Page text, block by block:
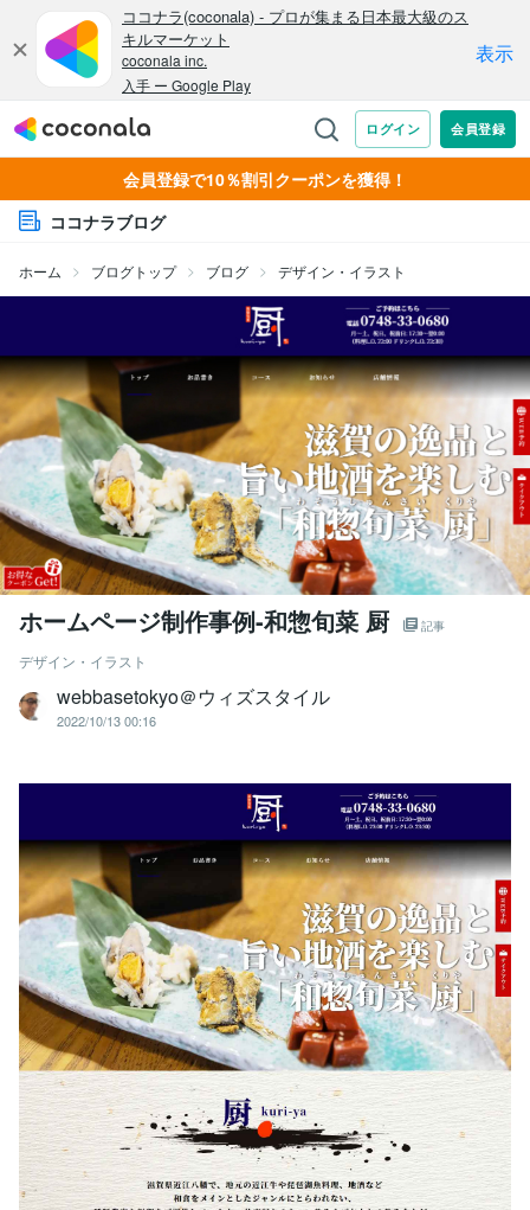
会員登録で10％割引クーポンを獲得！
ココナラブログ
ホーム ブログトップ ブログ デザイン・イラスト
ホームページ制作事例-和惣旬菜 厨 記事
デザイン・イラスト
webbasetokyo＠ウィズスタイル
2022/10/13 00:16